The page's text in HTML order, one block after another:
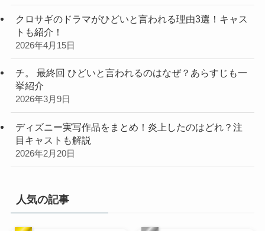
クロサギのドラマがひどいと言われる理由3選！キャス
トも紹介！
2026年4月15日
チ。 最終回 ひどいと言われるのはなぜ？あらすじも一
挙紹介
2026年3月9日
ディズニー実写作品をまとめ！炎上したのはどれ？注
目キャストも解説
2026年2月20日
人気の記事